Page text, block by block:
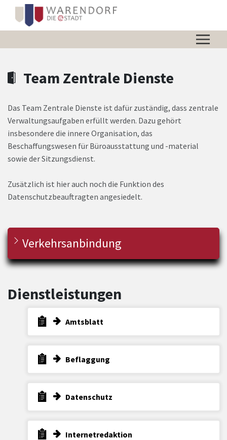
Zum Header
Zum Hauptinhalt
Zum Footer
Zum Hauptinhalt springen
Team Zentrale Dienste
Das Team Zentrale Dienste ist dafür zuständig, dass zentrale
Verwaltungsaufgaben erfüllt werden. Dazu gehört
insbesondere die innere Organisation, das
Beschaffungswesen für Büroausstattung und -material
sowie der Sitzungsdienst.
Zusätzlich ist hier auch noch die Funktion des
Datenschutzbeauftragten angesiedelt.
Verkehrsanbindung
Dienstleistungen
Amtsblatt
Beflaggung
Datenschutz
Internetredaktion